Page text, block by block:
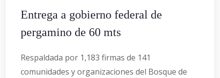
Entrega a gobierno federal de
pergamino de 60 mts
Respaldada por 1,183 firmas de 141
comunidades y organizaciones del Bosque de